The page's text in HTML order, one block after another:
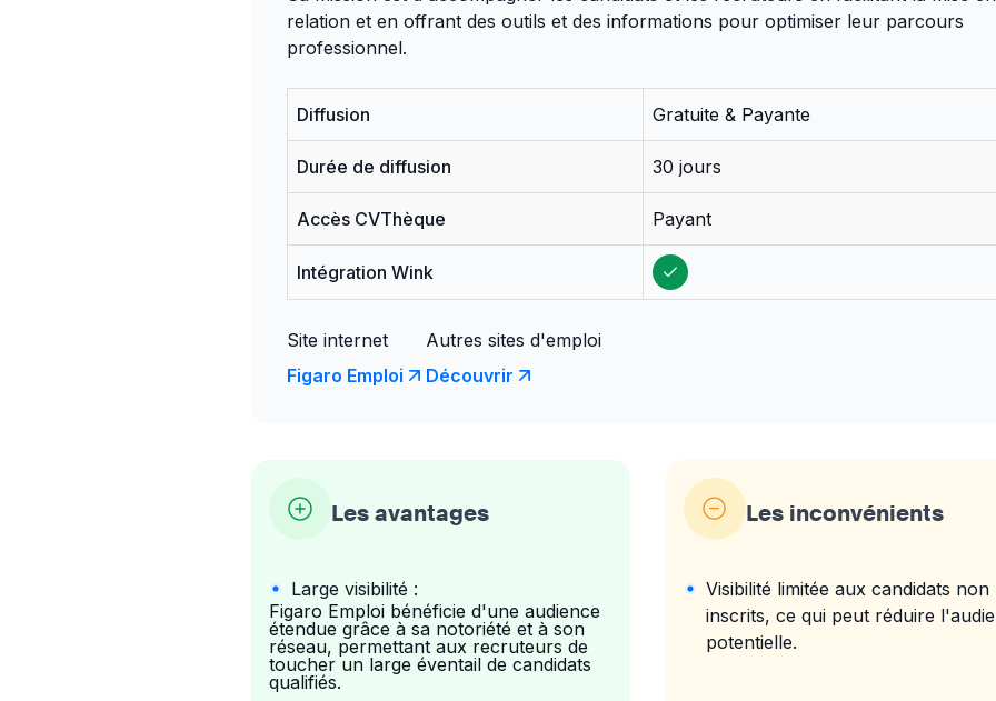
relation et en offrant des outils et des informations pour optimiser leur parcours
professionnel.
Diffusion Gratuite & Payante
Durée de diffusion 30 jours
Accès CVThèque Payant
Intégration Wink
Site internet
Figaro Emploi
Autres sites d'emploi
Découvrir
Les avantages
Large visibilité :
Figaro Emploi bénéficie d'une audience
étendue grâce à sa notoriété et à son
réseau, permettant aux recruteurs de
toucher un large éventail de candidats
qualifiés.
Les inconvénients
Visibilité limitée aux candidats non
inscrits, ce qui peut réduire
potentielle.